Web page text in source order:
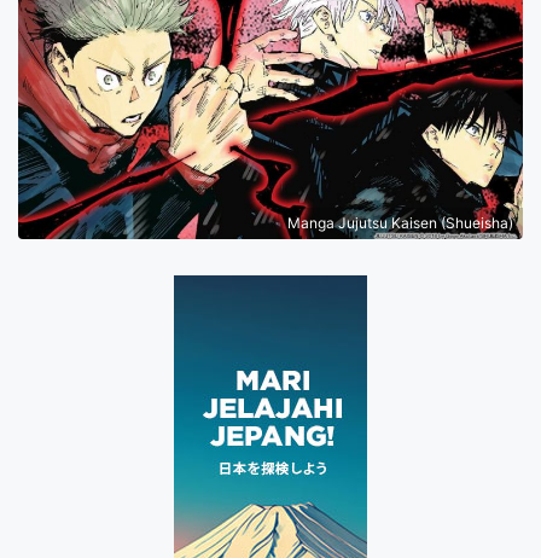
Manga Jujutsu Kaisen (Shueisha)